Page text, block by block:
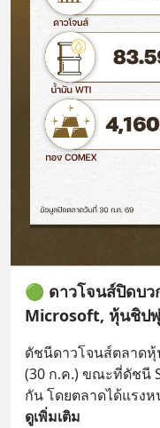
🟢 ดาวโจนส์ปิดบว
Microsoft, หุ้นชิป
ดัชนีดาวโจนส์ตลาด
(30 ก.ค.) ขณะที่ดัชนี
กัน โดยตลาดได้แรง
ดูเพิ่มเติม